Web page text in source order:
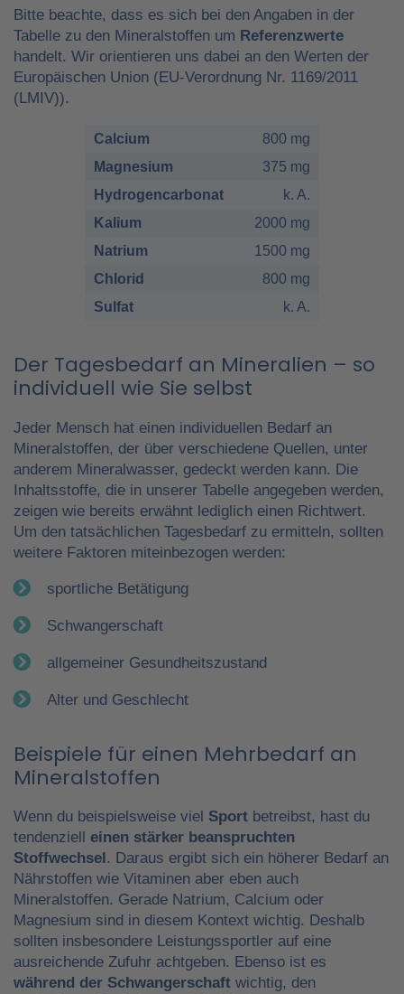
Bitte beachte, dass es sich bei den Angaben in der
Tabelle zu den Mineralstoffen um Referenzwerte
handelt. Wir orientieren uns dabei an den Werten der
Europäischen Union (EU-Verordnung Nr. 1169/2011
(LMIV)).
Calcium
800 mg
Magnesium
375 mg
Hydrogencarbonat
k. A.
Kalium
2000 mg
Natrium
1500 mg
Chlorid
800 mg
Sulfat
k. A.
Der Tagesbedarf an Mineralien – so
individuell wie Sie selbst
Jeder Mensch hat einen individuellen Bedarf an
Mineralstoffen, der über verschiedene Quellen, unter
anderem Mineralwasser, gedeckt werden kann. Die
Inhaltsstoffe, die in unserer Tabelle angegeben werden,
zeigen wie bereits erwähnt lediglich einen Richtwert.
Um den tatsächlichen Tagesbedarf zu ermitteln, sollten
weitere Faktoren miteinbezogen werden:
sportliche Betätigung
Schwangerschaft
allgemeiner Gesundheitszustand
Alter und Geschlecht
Beispiele für einen Mehrbedarf an
Mineralstoffen
Wenn du beispielsweise viel Sport betreibst, hast du
tendenziell einen stärker beanspruchten
Stoffwechsel. Daraus ergibt sich ein höherer Bedarf an
Nährstoffen wie Vitaminen aber eben auch
Mineralstoffen. Gerade Natrium, Calcium oder
Magnesium sind in diesem Kontext wichtig. Deshalb
sollten insbesondere Leistungssportler auf eine
ausreichende Zufuhr achtgeben. Ebenso ist es
während der Schwangerschaft wichtig, den